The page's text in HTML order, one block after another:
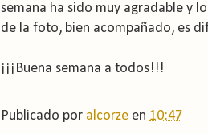
semana ha sido muy agradable y
de la foto, bien acompañado, es
¡¡¡Buena semana a todos!!!
Publicado por alcorze en 10:47